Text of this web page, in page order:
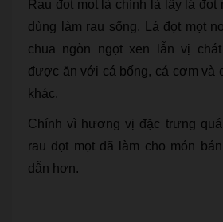
Rau đọt mọt là chính là lấy lá đọt
dùng làm rau sống. Lá đọt mọt
chua ngòn ngọt xen lẫn vị
được ăn với cá bống, cá cơm và
khác.
Chính vì hương vị đặc trưng
rau đọt mọt đã làm cho món
dẫn hơn.